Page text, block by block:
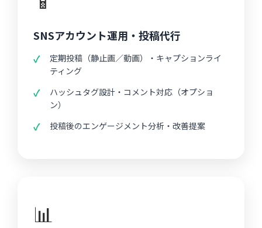
SNSアカウント運用・投稿代行
定期投稿（静止画／動画）・キャプションライ
ティング
ハッシュタグ設計・コメント対応（オプショ
ン）
投稿後のエンゲージメント分析・改善提案
📊